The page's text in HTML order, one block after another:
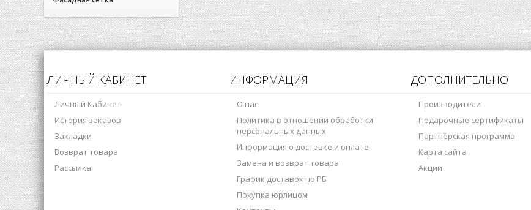
ЛИЧНЫЙ КАБИНЕТ
Личный Кабинет
История заказов
Закладки
Возврат товара
Рассылка
ИНФОРМАЦИЯ
О нас
Политика в отношении обработки
персональных данных
Информация о доставке и оплате
Замена и возврат товара
График доставок по РБ
Покупка юрлицом
ДОПОЛНИТЕЛЬНО
Производители
Подарочные сертификаты
Партнёрская программа
Карта сайта
Акции